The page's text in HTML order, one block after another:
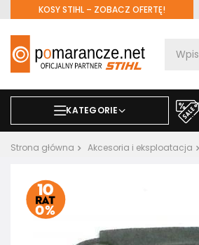
KOSY STIHL – ZOBACZ OFERTĘ!
KATEGORIE
Strona główna Akcesoria i eksploatacja